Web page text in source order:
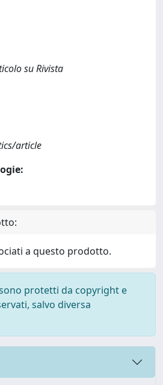
su Rivista
article
a questo prodotto.
protetti da copyright e
salvo diversa